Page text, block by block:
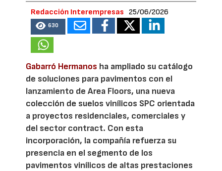
Redacción Interempresas 25/06/2026
630
Gabarró Hermanos ha ampliado su catálogo
de soluciones para pavimentos con el
lanzamiento de Area Floors, una nueva
colección de suelos vinílicos SPC orientada
a proyectos residenciales, comerciales y
del sector contract. Con esta
incorporación, la compañía refuerza su
presencia en el segmento de los
pavimentos vinílicos de altas prestaciones